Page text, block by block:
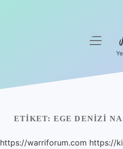
Yasal Uyarı
Hakkımızda
menüyü
ETIKET: EGE DENIZI
https://warriforum.com https://